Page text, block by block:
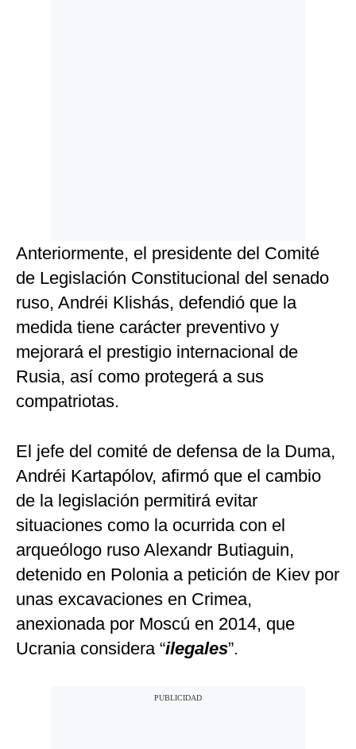
Anteriormente, el presidente del Comité
de Legislación Constitucional del senado
ruso, Andréi Klishás, defendió que la
medida tiene carácter preventivo y
mejorará el prestigio internacional de
Rusia, así como protegerá a sus
compatriotas.
El jefe del comité de defensa de la Duma,
Andréi Kartapólov, afirmó que el cambio
de la legislación permitirá evitar
situaciones como la ocurrida con el
arqueólogo ruso Alexandr Butiaguin,
detenido en Polonia a petición de Kiev por
unas excavaciones en Crimea,
anexionada por Moscú en 2014, que
Ucrania considera “ilegales”.